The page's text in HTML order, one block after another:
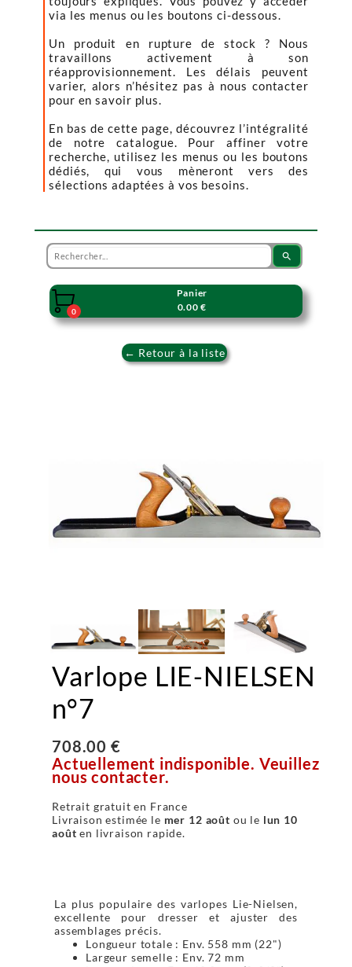
via les menus ou les boutons ci-dessous.
Un produit en rupture de stock ? Nous
travaillons activement à son
réapprovisionnement. Les délais peuvent
varier, alors n’hésitez pas à nous contacter
pour en savoir plus.
En bas de cette page, découvrez l’intégralité
de notre catalogue. Pour affiner votre
recherche, utilisez les menus ou les boutons
dédiés, qui vous mèneront vers des
sélections adaptées à vos besoins.
search

0
Panier
0.00 €
← Retour à la liste
Varlope LIE-NIELSEN
n°7
708.00 €
Actuellement indisponible. Veuillez
nous contacter.
Retrait gratuit en France
Livraison estimée le mer 12 août ou le lun 10
août en livraison rapide.
La plus populaire des varlopes Lie-Nielsen,
excellente pour dresser et ajuster des
assemblages précis.
Longueur totale : Env. 558 mm (22")
Largeur semelle : Env. 72 mm